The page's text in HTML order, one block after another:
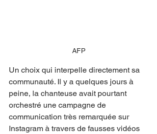
AFP
Un choix qui interpelle directement sa
communauté. Il y a quelques jours à
peine, la chanteuse avait pourtant
orchestré une campagne de
communication très remarquée sur
Instagram à travers de fausses vidéos